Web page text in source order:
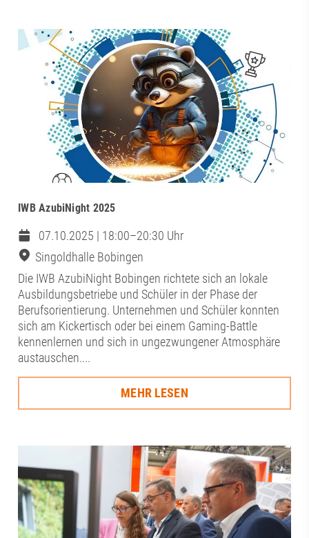
IWB AzubiNight 2025
07.10.2025 | 18:00–20:30 Uhr
Singoldhalle Bobingen
Die IWB AzubiNight Bobingen richtete sich an lokale
Ausbildungsbetriebe und Schüler in der Phase der
Berufsorientierung. Unternehmen und Schüler konnten
sich am Kickertisch oder bei einem Gaming-Battle
kennenlernen und sich in ungezwungener Atmosphäre
austauschen....
MEHR LESEN